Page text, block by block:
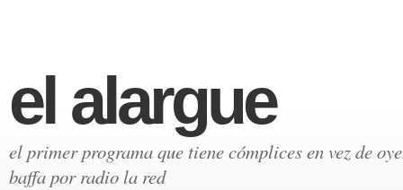
el alargue
el primer programa que tiene cómplices en vez de
baffa por radio la red